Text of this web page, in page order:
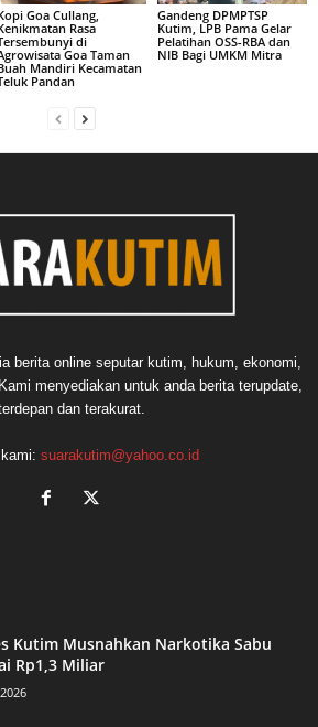
Goa Cullang,
Rasa
di
Goa Taman
Mandiri Kecamatan
Pandan
Gandeng DPMPTSP
Kutim, LPB Pama Gelar
Pelatihan OSS-RBA dan
NIB Bagi UMKM Mitra
berita online seputar kutim, hukum, ekonomi,
menyediakan untuk anda berita terupdate,
dan terakurat.
suarakutim@yahoo.co.id
Kutim Musnahkan Narkotika Sabu
Rp1,3 Miliar